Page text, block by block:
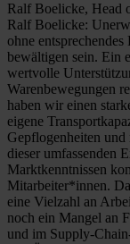
Ralf Boelicke, Head
Ralf Boelicke:
ohne
bewältigen sein. Ein
wertvolle
Warenbewegungen
haben wir einen
eigene
Gepflogenheiten
dieser umfassenden
Marktkenntnissen
Mitarbeiter*innen.
eine Vielzahl an
noch ein Mangel an
und im Supply-